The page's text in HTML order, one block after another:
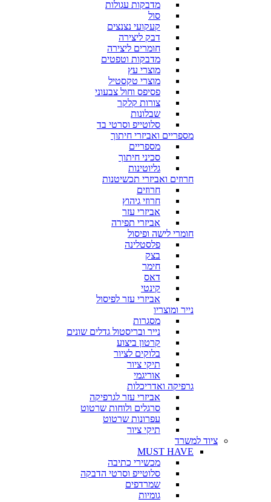
מדבקות עגולות
סול
קעקועי נצנצים
דבק ליצירה
חומרים ליצירה
מדבקות וטפטים
מוצרי עץ
מוצרי טקסטיל
פסיפס וחול צבעוני
צורות קלקר
שבלונות
סלוטייפ וסרטי בד
מספריים ואביזרי חיתוך
מספריים
סכיני חיתוך
גליוטינות
חרוזים ואביזרי תכשיטנות
חרוזים
חרוזי גיהוץ
אביזרי עזר
אביזרי תפירה
חומרי לישה ופיסול
פלסטלינה
בצק
חימר
דאס
קינטי
אביזרי עזר לפיסול
נייר ומוצריו
מסגרות
נייר ובריסטול גדלים שונים
קרטון ביצוע
בלוקים לציור
תיקי ציור
אוריגמי
גרפיקה ואדריכלות
אביזרי עזר לגרפיקה
סרגלים ולוחות שרטוט
עפרונות שרטוט
תיקי ציור
ציוד למשרד
MUST HAVE
מכשירי כתיבה
סלוטייפ וסרטי הדבקה
שמרדפים
גומיות